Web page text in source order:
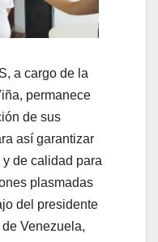
a cargo de la
permanece
de sus
así garantizar
de calidad para
plasmadas
del presidente
Venezuela,